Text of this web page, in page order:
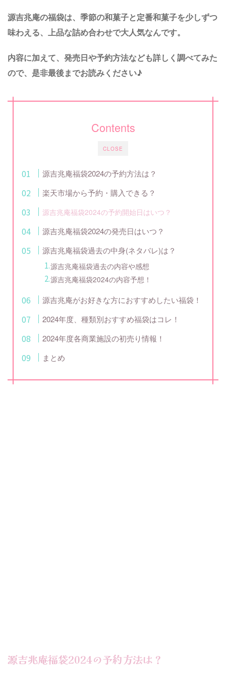
源吉兆庵の福袋は、季節の和菓子と定番和菓子を少しずつ
味わえる、上品な詰め合わせで大人気なんです。
内容に加えて、発売日や予約方法なども詳しく調べてみた
ので、是非最後までお読みください♪
CLOSE
Contents
源吉兆庵福袋2024の予約方法は？
楽天市場から予約・購入できる？
源吉兆庵福袋2024の予約開始日はいつ？
源吉兆庵福袋2024の発売日はいつ？
源吉兆庵福袋過去の中身(ネタバレ)は？
源吉兆庵福袋過去の内容や感想
源吉兆庵福袋2024の内容予想！
源吉兆庵がお好きな方におすすめしたい福袋！
2024年度、種類別おすすめ福袋はコレ！
2024年度各商業施設の初売り情報！
まとめ
源吉兆庵福袋2024の予約方法は？